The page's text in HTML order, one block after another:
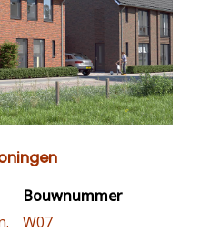
Bouwnummer
W07